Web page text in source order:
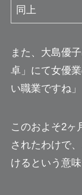
同上
また、大島優
卓」にて女優
い職業ですね
このおよそ2ヶ
されたわけで、
けるという意